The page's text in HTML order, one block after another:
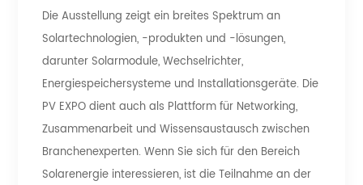
Die Ausstellung zeigt ein breites Spektrum an
Solartechnologien, -produkten und -lösungen,
darunter Solarmodule, Wechselrichter,
Energiespeichersysteme und Installationsgeräte. Die
PV EXPO dient auch als Plattform für Networking,
Zusammenarbeit und Wissensaustausch zwischen
Branchenexperten. Wenn Sie sich für den Bereich
Solarenergie interessieren, ist die Teilnahme an der